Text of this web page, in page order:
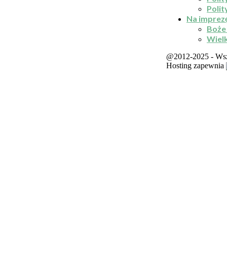
Na
@2012-2025 -
Hosting zapewnia